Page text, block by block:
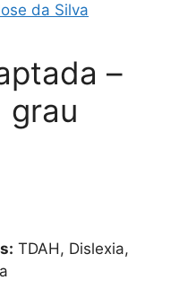
da Silva
–
grau
TDAH, Dislexia,